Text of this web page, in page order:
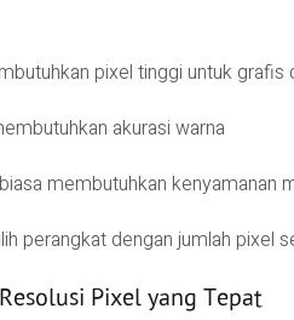
pixel tinggi untuk grafis
akurasi warna
membutuhkan kenyamanan
perangkat dengan jumlah pixel
Pixel yang Tepat